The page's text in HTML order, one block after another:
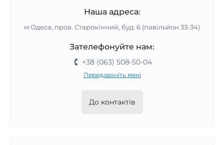
Наша адреса:
м.Одеса, пров. Старокінний, буд. 6 (павільйон 33-34)
Зателефонуйте нам:
+38 (063) 508-50-04
Передзвоніть мені
До контактів